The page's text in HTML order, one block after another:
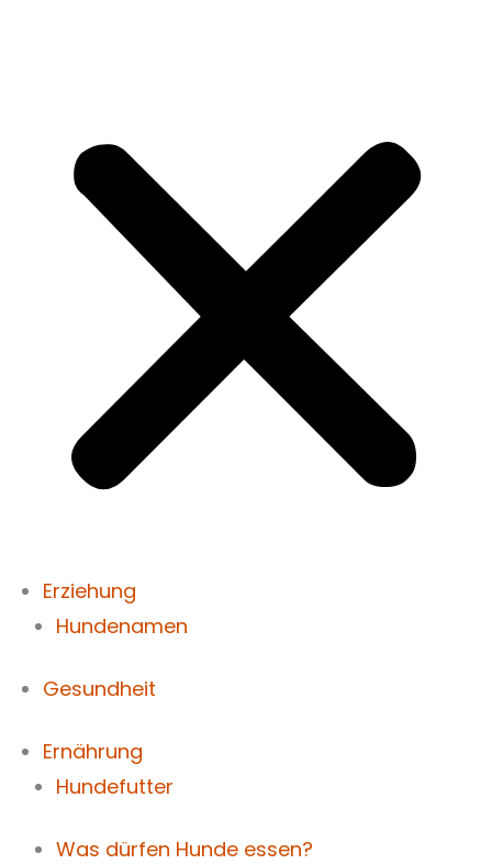
Erziehung
Hundenamen
Gesundheit
Ernährung
Hundefutter
Was dürfen Hunde essen?